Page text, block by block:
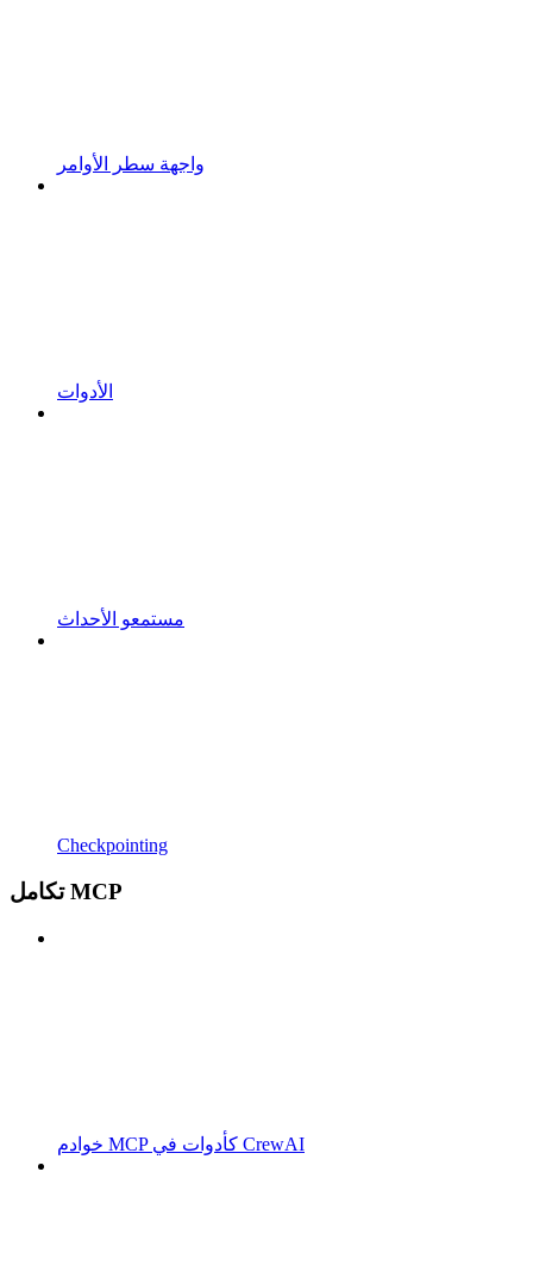
واجهة سطر الأوامر
الأدوات
مستمعو الأحداث
Checkpointing
تكامل MCP
خوادم MCP كأدوات في CrewAI